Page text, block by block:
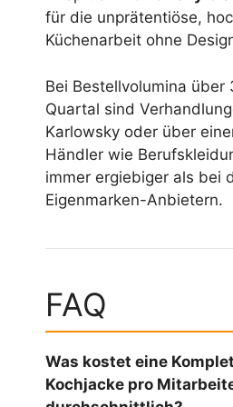
für die unprätentiöse,
Küchenarbeit ohne
Bei Bestellvolumina über
Quartal sind
Karlowsky oder über
Händler wie
immer ergiebiger als bei
Eigenmarken-Anbietern.
FAQ
Was kostet eine
Kochjacke pro